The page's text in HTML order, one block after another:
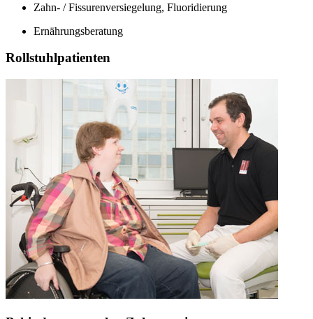
Zahn- / Fissurenversiegelung, Fluoridierung
Ernährungsberatung
Rollstuhlpatienten